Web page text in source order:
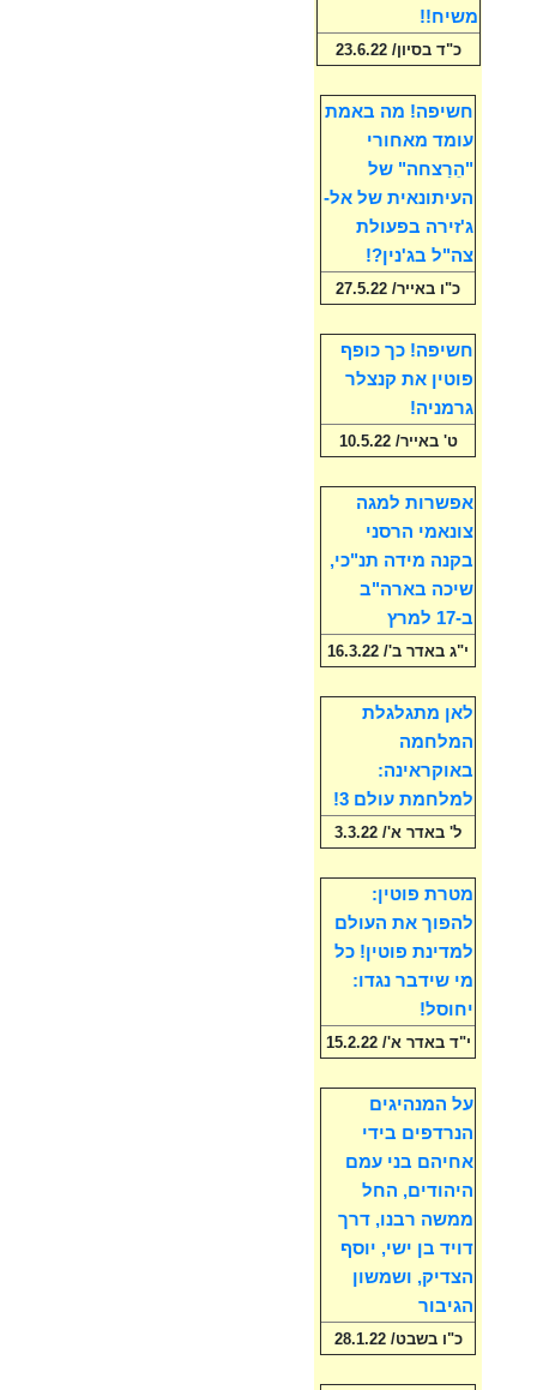
משיח!!
כ"ד בסיון/ 23.6.22
חשיפה! מה באמת
עומד מאחורי
"הֵרַצחה" של
העיתונאית של אל-
ג'זירה בפעולת
צה"ל בג'נין?!
כ"ו באייר/ 27.5.22
חשיפה! כך כופף
פוטין את קנצלר
גרמניה!
ט' באייר/ 10.5.22
אפשרות למגה
צונאמי הרסני
בקנה מידה תנ"כי,
שיכה בארה"ב
ב-17 למרץ
י"ג באדר ב'/ 16.3.22
לאן מתגלגלת
המלחמה
באוקראינה:
למלחמת עולם 3!
ל' באדר א'/ 3.3.22
מטרת פוטין:
להפוך את העולם
למדינת פוטין! כל
מי שידבר נגדו:
יחוסל!
י"ד באדר א'/ 15.2.22
על המנהיגים
הנרדפים בידי
אחיהם בני עמם
היהודים, החל
ממשה רבנו, דרך
דויד בן ישי, יוסף
הצדיק, ושמשון
הגיבור
כ"ו בשבט/ 28.1.22